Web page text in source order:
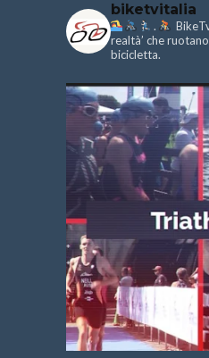
biketvitalia
.
realtà’ che
bicicletta.